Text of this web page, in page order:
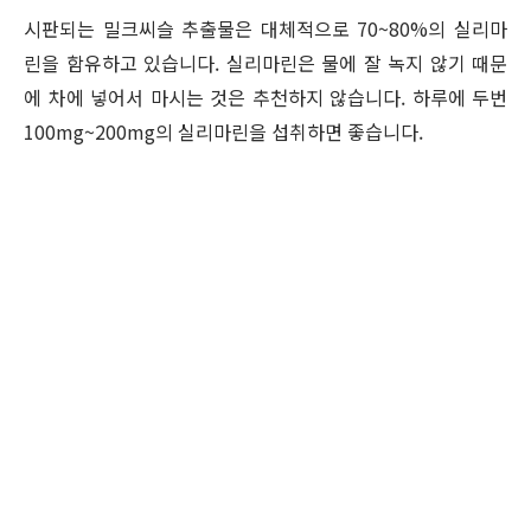
시판되는 밀크씨슬 추출물은 대체적으로 70~80%의 실리마
린을 함유하고 있습니다. 실리마린은 물에 잘 녹지 않기 때문
에 차에 넣어서 마시는 것은 추천하지 않습니다. 하루에 두번
100mg~200mg의 실리마린을 섭취하면 좋습니다.